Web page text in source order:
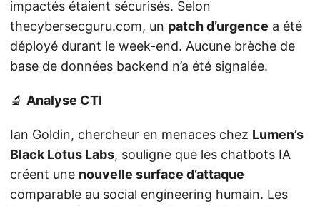
impactés étaient sécurisés. Selon
thecybersecguru.com, un patch d’urgence a été
déployé durant le week-end. Aucune brèche de
base de données backend n’a été signalée.
🔬 Analyse CTI
Ian Goldin, chercheur en menaces chez Lumen’s
Black Lotus Labs, souligne que les chatbots IA
créent une nouvelle surface d’attaque
comparable au social engineering humain. Les